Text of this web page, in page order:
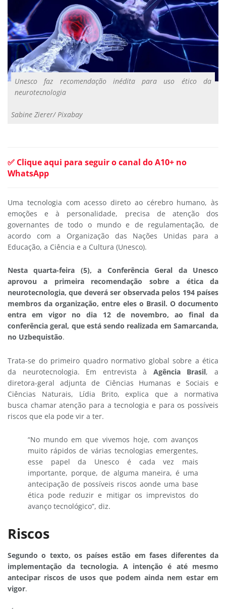
Unesco faz recomendação inédita para uso ético da
neurotecnologia
Sabine Zierer/ Pixabay
✅ Clique aqui para seguir o canal do A10+ no
WhatsApp
Uma tecnologia com acesso direto ao cérebro humano, às
emoções e à personalidade, precisa de atenção dos
governantes de todo o mundo e de regulamentação, de
acordo com a Organização das Nações Unidas para a
Educação, a Ciência e a Cultura (Unesco).
Nesta quarta-feira (5), a Conferência Geral da Unesco
aprovou a primeira recomendação sobre a ética da
neurotecnologia, que deverá ser observada pelos 194 países
membros da organização, entre eles o Brasil. O documento
entra em vigor no dia 12 de novembro, ao final da
conferência geral, que está sendo realizada em Samarcanda,
no Uzbequistão.
Trata-se do primeiro quadro normativo global sobre a ética
da neurotecnologia. Em entrevista à Agência Brasil, a
diretora-geral adjunta de Ciências Humanas e Sociais e
Ciências Naturais, Lídia Brito, explica que a normativa
busca chamar atenção para a tecnologia e para os possíveis
riscos que ela pode vir a ter.
“No mundo em que vivemos hoje, com avanços
muito rápidos de várias tecnologias emergentes,
esse papel da Unesco é cada vez mais
importante, porque, de alguma maneira, é uma
antecipação de possíveis riscos aonde uma base
ética pode reduzir e mitigar os imprevistos do
avanço tecnológico”, diz.
Riscos
Segundo o texto, os países estão em fases diferentes da
implementação da tecnologia. A intenção é até mesmo
antecipar riscos de usos que podem ainda nem estar em
vigor.